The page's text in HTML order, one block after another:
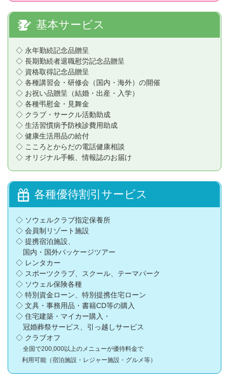
基本サービス
◇ 永年勤続記念品贈呈
◇ 長期勤続者退職慰労記念品贈呈
◇ 資格取得記念品贈呈
◇ 各種講習会・研修会（国内・海外）の開催
◇ お祝い品贈呈（結婚・出産・入学）
◇ 各種弔慰金・見舞金
◇ クラブ・サークル活動助成
◇ 生活習慣病予防検診費用助成
◇ 健康生活用品の給付
◇ こころとからだの電話健康相談
◇ オリジナル手帳、情報誌のお届け
各種優待割引サービス
◇ ソウェルクラブ指定保養所
◇ 会員制リゾート施設
◇ 提携宿泊施設、
国内・国外パッケージツアー
◇ レンタカー
◇ スポーツクラブ、スクール、テーマパーク
◇ ソウェル保険各種
◇ 特別資金ローン、特別提携住宅ローン
◇ 文具・事務用品・書籍CD等の購入
◇ 住宅建築・マイカー購入・
冠婚葬祭サービス、引っ越しサービス
◇ クラブオフ
全国で200,000以上のメニューが優待料金で
利用可能（宿泊施設・レジャー施設・グルメ等）